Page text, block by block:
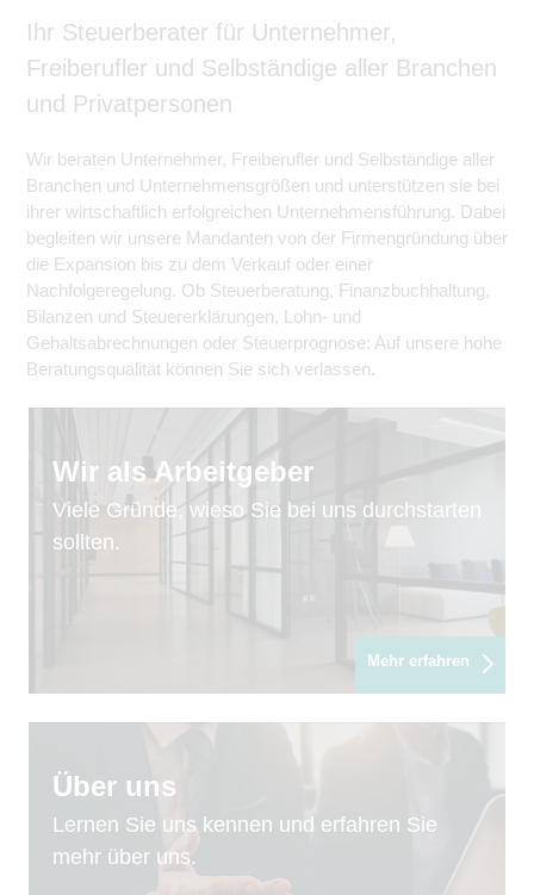
Ihr Steuerberater für Unternehmer,
Freiberufler und Selbständige aller Branchen
und Privatpersonen
Wir beraten Unternehmer, Freiberufler und Selbständige aller
Branchen und Unternehmensgrößen und unterstützen sie bei
ihrer wirtschaftlich erfolgreichen Unternehmensführung. Dabei
begleiten wir unsere Mandanten von der Firmengründung über
die Expansion bis zu dem Verkauf oder einer
Nachfolgeregelung. Ob Steuerberatung, Finanzbuchhaltung,
Bilanzen und Steuererklärungen, Lohn- und
Gehaltsabrechnungen oder Steuerprognose: Auf unsere hohe
Beratungsqualität können Sie sich verlassen.
Wir als Arbeitgeber
Viele Gründe, wieso Sie bei uns durchstarten
sollten.
Mehr erfahren
Über uns
Lernen Sie uns kennen und erfahren Sie
mehr über uns.